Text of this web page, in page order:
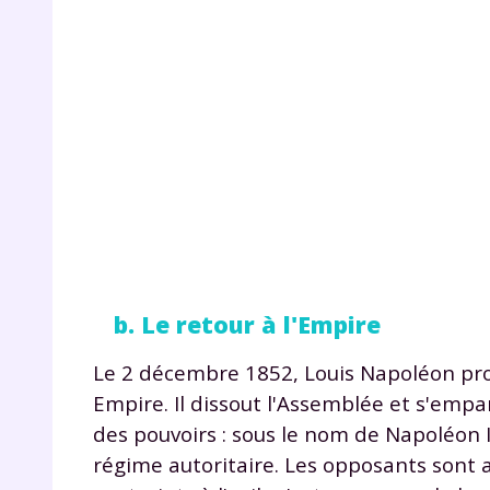
b. Le retour à l'Empire
Le 2 décembre 1852, Louis Napoléon
Empire. Il dissout l'Assemblée et
des pouvoirs : sous le nom de Napoléon
régime autoritaire. Les opposants sont
Votre